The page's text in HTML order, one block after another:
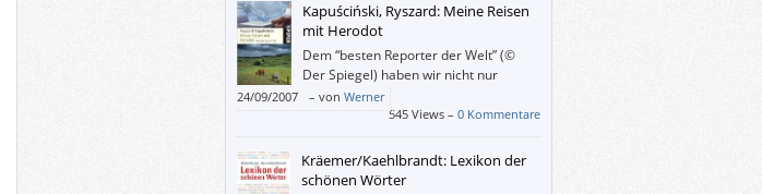
Kapuściński, Ryszard: Meine Reisen
mit Herodot
Dem “besten Reporter der Welt” (©
Der Spiegel) haben wir nicht nur
zahlreiche aufschlussreiche Berichte
über, ja, über die Welt zu verdanken, sondern
auch dieses persönliche Buch.
24/09/2007 – von Werner
545 Views – 0 Kommentare
Kräemer/Kaehlbrandt: Lexikon der
schönen Wörter